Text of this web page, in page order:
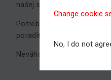
našej stránke, kliknite
Potrebujete kúpiť, alebo si
poradiť pri výbere
Neváhajte kontaktovať
Change cookie
No, I do not